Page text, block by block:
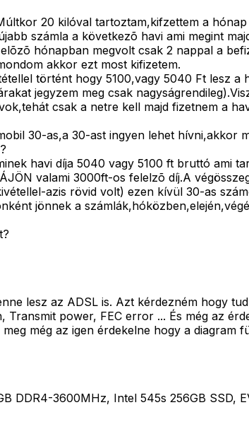
20 kilóval tartoztam,kifzettem a
számla a következõ havi ami megint
hónapban megvolt csak 2 nappal a
akkor ezt most kifizetem.
történt hogy 5100,vagy 5040 Ft lesz
jegyzem meg csak
csak a netre kell majd fizetnem a
30-as,a 30-ast ingyen lehet hívni,akkor
havi díja 5040 vagy 5100 ft bruttó ami
valami 3000ft-os felelzõ díj.A
azis rövid volt) ezen kívül 30-as
jönnek a
lesz az ADSL is. Azt kérdezném hogy
power, FEC error ... És még az
még az igen érdekelne hogy a
DDR4-3600MHz, Intel 545s 256GB SSD,